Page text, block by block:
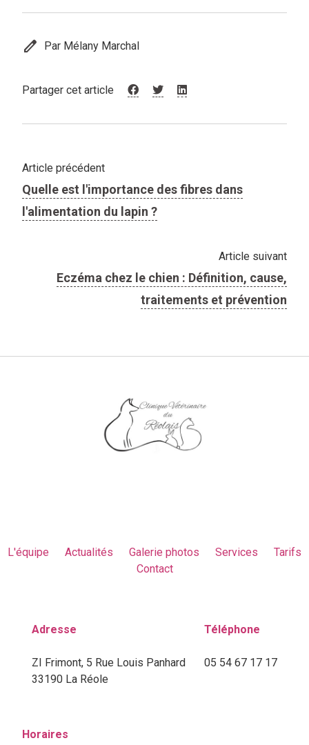
edit Par Mélany Marchal
Partager cet article
Article précédent
Quelle est l'importance des fibres dans
l'alimentation du lapin ?
Article suivant
Eczéma chez le chien : Définition, cause,
traitements et prévention
L'équipe Actualités Galerie photos Services
Tarifs
Contact
Adresse
ZI Frimont, 5 Rue Louis Panhard
33190 La Réole
Téléphone
05 54 67 17 17
Horaires